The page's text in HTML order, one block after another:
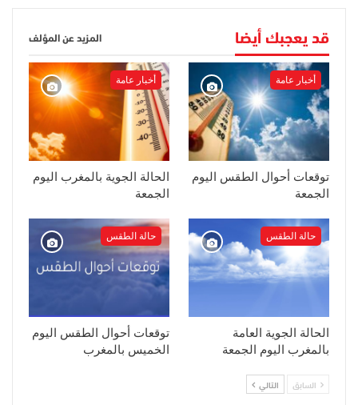
قد يعجبك أيضا المزيد عن المؤلف
أخبار عامة
توقعات أحوال الطقس اليوم
الجمعة
أخبار عامة
الحالة الجوية بالمغرب اليوم
الجمعة
حالة الطقس
الحالة الجوية العامة
بالمغرب اليوم الجمعة
حالة الطقس
توقعات أحوال الطقس اليوم
الخميس بالمغرب
السابق التالي